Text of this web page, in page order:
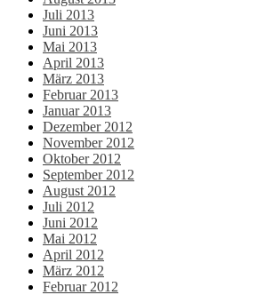
Juli 2013
Juni 2013
Mai 2013
April 2013
März 2013
Februar 2013
Januar 2013
Dezember 2012
November 2012
Oktober 2012
September 2012
August 2012
Juli 2012
Juni 2012
Mai 2012
April 2012
März 2012
Februar 2012